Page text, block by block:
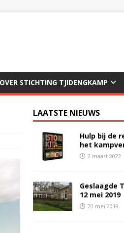
OVER STICHTING TJIDENGKAMP
LAATSTE NIEUWS
Hulp bij de
het
2 maart 2022
Geslaagde
12 mei 2019
20 mei 2019